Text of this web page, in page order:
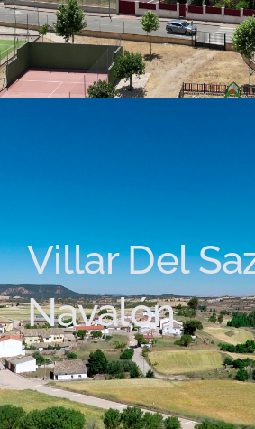
Villar Del
Navalón